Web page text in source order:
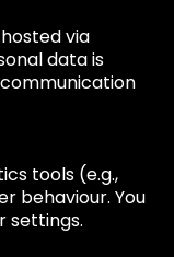
via
data is
tools (e.g.,
behaviour. You
settings.